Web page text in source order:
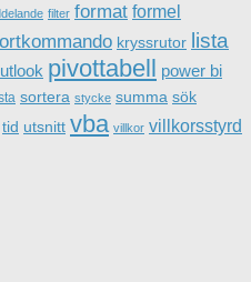
filter format formel
kryssrutor lista
pivottabell power bi
sortera stycke summa sök
tid utsnitt vba villkor villkorsstyrd